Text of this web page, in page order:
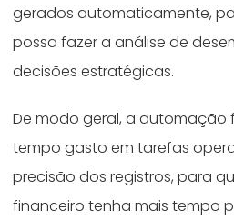
gerados automaticamente,
possa fazer a análise de
decisões estratégicas.
De modo geral, a automação
tempo gasto em tarefas
precisão dos registros, para
financeiro tenha mais tempo